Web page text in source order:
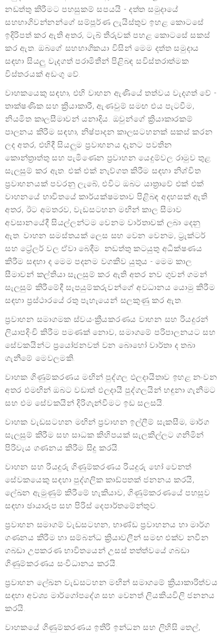
නඩත්තු කිරීමට පහසුකම් සපයයි - දත්ත සමුදායේ
සහභාගිවන්නන්ගේ සම්පූර්ණ ලැයිස්තුව ඉහළ කොටසේ
ඉදිරිපත් කර ඇති අතර, ටැබ් තීරුවක් පහළ කොටසේ සකස්
කර ඇත. ඔබගේ සහභාගිකයා විසින් මෙම දත්ත සමුදාය
සඳහා සියලු වැදගත් පරාමිතීන් පිළිබඳ සවිස්තරාත්මක
විස්තරයක් අඩංගු වේ.
වාහකයෙකු සඳහා, එහි වාහන ඇණියේ තත්වය වැදගත් වේ -
තාක්ෂණික සහ ක්‍රියාකාරී, ඇණවුම් සමඟ එය පැටවීම,
නියමිත කාලසීමාවන් යනාදිය. ඔවුන්ගේ ක්‍රියාකාරකම්
පාලනය කිරීම සඳහා, නිෂ්පාදන කාලසටහනක් සකස් කරන
ලද අතර, එහිදී සියලුම ප්‍රවාහනය දැනට පවතින
කොන්ත්‍රාත්තු සහ පැමිණෙන ප්‍රවාහන යෙදුම්වල රාමුව තුළ
සැලසුම් කර ඇත. එක් එක් නැව්ගත කිරීම සඳහා නිශ්චිත
ප්‍රවාහනයක් පවරනු ලැබේ, එවිට ඔබට යාත්‍රාවේ එක් එක්
වාහනයේ භාවිතයේ කාර්යක්ෂමතාව පිළිබඳ අදහසක් ඇති
අතර, ඊට අමතරව, වැඩසටහන මඟින් කාල සීමාව
අවසානයේදී සියල්ලන්ටම වෙනම වාර්තාවක් ලබා දෙනු
ඇත. වාහන සමස්තයක් ලෙස සහ වෙන වෙනම, ට්‍රැක්ටර්
සහ ට්‍රේලර් වල ඒවා බෙදීම. නඩත්තු කටයුතු අධීක්ෂණය
කිරීම සඳහා ද මෙම පදනම වගකිව යුතුය - මෙම කාල
සීමාවන් කල්තියා සැලසුම් කර ඇති අතර නව ගුවන් ගමන්
සැලසුම් කිරීමේදී සැපයුම්කරුවන්ගේ අවධානය යොමු කිරීම
සඳහා ප්‍රස්ථාරයේ රතු පැහැයෙන් සලකුණු කර ඇත.
ප්‍රවාහන සමාගමක ස්වයංක්‍රීයකරණය වාහන සහ රියදුරන්
ලියාපදිංචි කිරීම පමණක් නොව, සමාගමේ පරිපාලනයට සහ
සේවකයින්ට ප්‍රයෝජනවත් වන බොහෝ වාර්තා ද තබා
ගැනීමේ මෙවලමකි.
වාහක ගිණුම්කරණය මඟින් පුද්ගල ඵලදායිතාව ඉහළ නංවන
අතර එමඟින් ඔබට වඩාත් ඵලදායී පුද්ගලයින් හඳුනා ගැනීමට
සහ එම සේවකයින් දිරිගැන්වීමට ඉඩ සලසයි.
වාහක වැඩසටහන මඟින් ප්‍රවාහන ඉල්ලීම් සැකසීම, මාර්ග
සැලසුම් කිරීම සහ සාධක කිහිපයක් සැලකිල්ලට ගනිමින්
පිරිවැය ගණනය කිරීම සිදු කරයි.
වාහන සහ රියදුරු ගිණුම්කරණය රියදුරු හෝ වෙනත්
සේවකයෙකු සඳහා පුද්ගලික කාඩ්පතක් ජනනය කරයි,
ලේඛන ඇමුණුම් කිරීමේ හැකියාව, ගිණුම්කරණයේ පහසුව
සඳහා ඡායාරූප සහ පිරිස් දෙපාර්තමේන්තුව.
ප්‍රවාහන සමාගම් වැඩසටහන, භාණ්ඩ ප්‍රවාහනය හා මාර්ග
ගණනය කිරීම හා සම්බන්ධ ක්‍රියාවලීන් සමඟ එක්ව නවීන
ගබඩා උපකරණ භාවිතයෙන් උසස් තත්ත්වයේ ගබඩා
ගිණුම්කරණය සංවිධානය කරයි.
ප්‍රවාහන ලේඛන වැඩසටහන මඟින් සමාගමේ ක්‍රියාකාරිත්වය
සඳහා අවශ්‍ය මාර්ගෝපදේශ සහ වෙනත් ලියකියවිලි ජනනය
කරයි.
වාහකයේ ගිණුම්කරණය ඉතිරි ඉන්ධන සහ ලිහිසි තෙල්,